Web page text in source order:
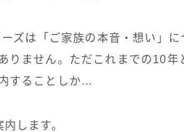
ズは「ご家族の本音・想い」
りません。ただこれまでの10
することしか…
します。